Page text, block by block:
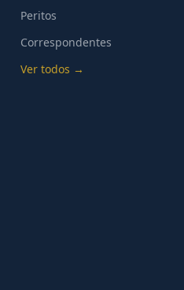
Peritos
Correspondentes
Ver todos →